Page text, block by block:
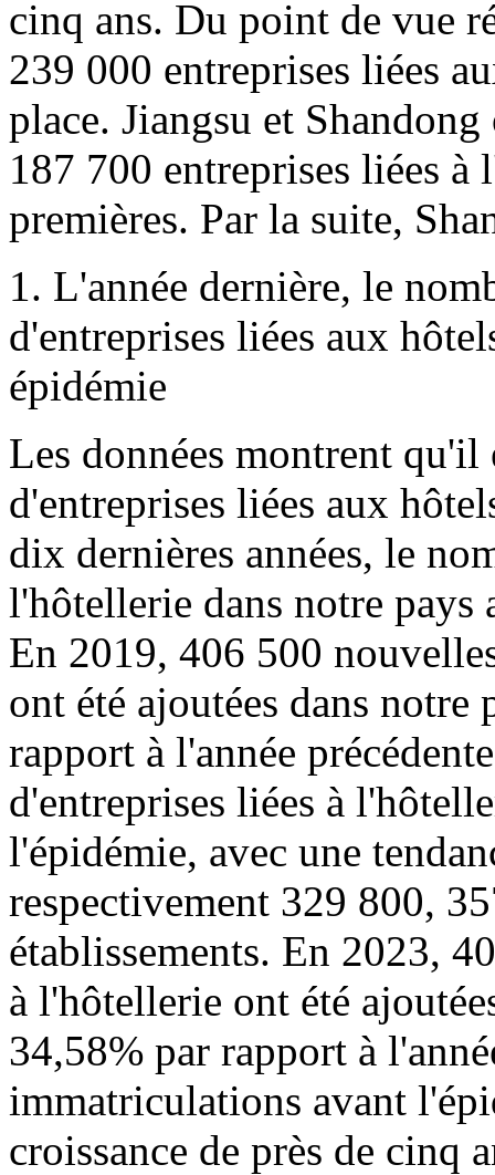
cinq ans. Du point de vue
239 000 entreprises liées
place. Jiangsu et
187 700 entreprises liées
premières. Par la suite,
1. L'année dernière, le
d'entreprises liées aux
épidémie
Les données montrent
d'entreprises liées aux
dix dernières années, le
l'hôtellerie dans notre pays
En 2019, 406 500
ont été ajoutées dans notre
rapport à l'année
d'entreprises liées à
l'épidémie, avec une
respectivement 329 800,
établissements. En 2023,
à l'hôtellerie ont été
34,58% par rapport à
immatriculations avant
croissance de près de cinq